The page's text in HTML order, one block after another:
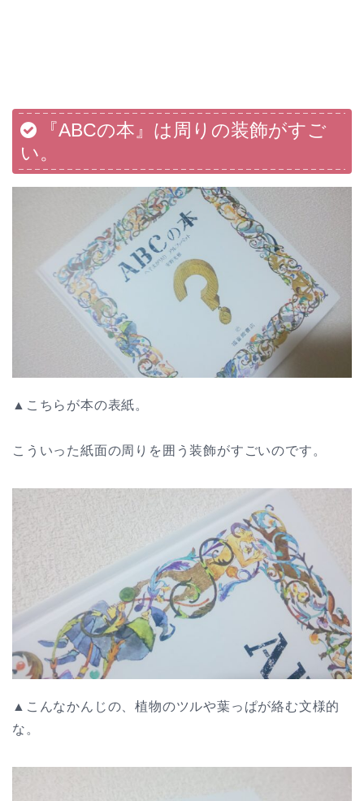
『ABCの本』は周りの装飾がすご
い。
▲こちらが本の表紙。
こういった紙面の周りを囲う装飾がすごいのです。
▲こんなかんじの、植物のツルや葉っぱが絡む文様的
な。